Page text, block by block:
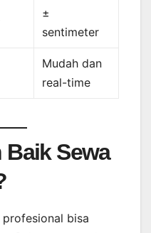
±
sentimeter
Mudah dan
real-time
Sewa
bisa